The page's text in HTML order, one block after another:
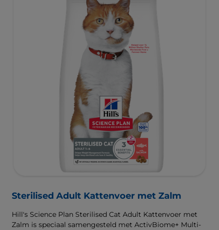
Sterilised Adult Kattenvoer met Zalm
Hill's Science Plan Sterilised Cat Adult Kattenvoer met
Zalm is speciaal samengesteld met ActivBiome+ Multi-